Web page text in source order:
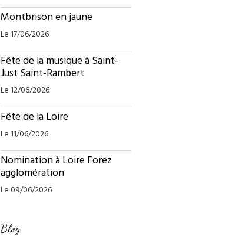
Montbrison en jaune
Le 17/06/2026
Fête de la musique à Saint-
Just Saint-Rambert
Le 12/06/2026
Fête de la Loire
Le 11/06/2026
Nomination à Loire Forez
agglomération
Le 09/06/2026
Blog